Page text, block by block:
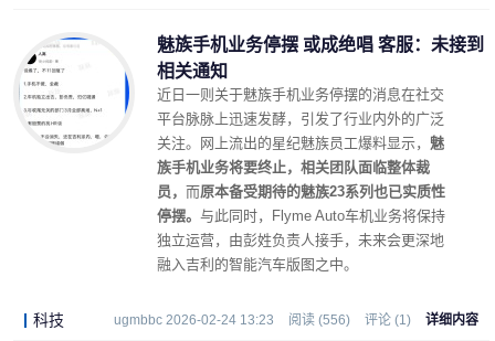
魅族手机业务停摆 或成绝唱 客服：未接到
相关通知
近日一则关于魅族手机业务停摆的消息在社交
平台脉脉上迅速发酵，引发了行业内外的广泛
关注。网上流出的星纪魅族员工爆料显示， 魅
族手机业务将要终止，相关团队面临整体裁
员， 而原本备受期待的魅族23系列也已实质性
停摆。 与此同时，Flyme Auto车机业务将保持
独立运营，由彭姓负责人接手，未来会更深地
融入吉利的智能汽车版图之中。
科技 ugmbbc 2026-02-24 13:23 阅读 (556) 评论 (1) 详细内容